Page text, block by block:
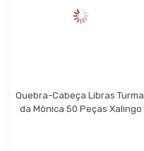
Quebra-Cabeça Libras Turma
da Mônica 50 Peças Xalingo